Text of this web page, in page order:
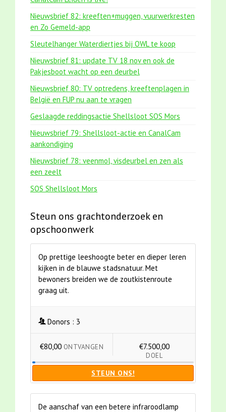
Nieuwsbrief 82: kreeften+muggen, vuurwerkresten
en Zo Gemeld-app
Sleutelhanger Waterdiertjes bij OWL te koop
Nieuwsbrief 81: update TV 18 nov en ook de
Pakjesboot wacht op een deurbel
Nieuwsbrief 80: TV optredens, kreeftenplagen in
België en FUP nu aan te vragen
Geslaagde reddingsactie Shellsloot SOS Mors
Nieuwsbrief 79: Shellsloot-actie en CanalCam
aankondiging
Nieuwsbrief 78: veenmol, visdeurbel en zen als
een zeelt
SOS Shellsloot Mors
Steun ons grachtonderzoek en
opschoonwerk
Op prettige leeshoogte beter en dieper leren
kijken in de blauwe stadsnatuur. Met
bewoners breiden we de zoutkistenroute
graag uit.
Donors : 3
€80,00 ONTVANGEN €7.500,00
DOEL
STEUN ONS!
De aanschaf van een betere infraroodlamp